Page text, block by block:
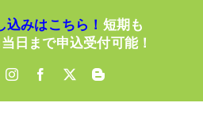
みはこちら！ 短期も
日まで申込受付可能！
InstagramFacebook
X Blogger